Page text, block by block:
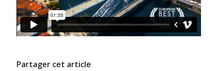
Partager cet article